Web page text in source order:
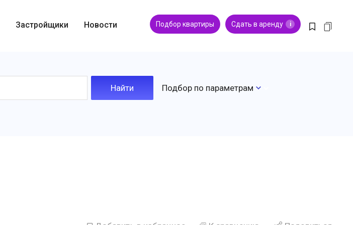
Застройщики Новости Подбор квартиры Сдать в аренду i
Подбор по параметрам